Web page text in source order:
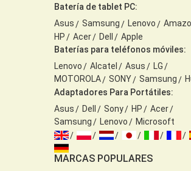
Batería de tablet PC:
Asus
Samsung Lenovo
HP
Acer Dell
Apple
Baterías para teléfonos móviles:
Lenovo
Alcatel Asus
LG
MOTOROLA
SONY Samsung
Adaptadores Para Portátiles:
Asus
Dell Sony HP
Acer
Samsung
Lenovo Microsoft
MARCAS POPULARES